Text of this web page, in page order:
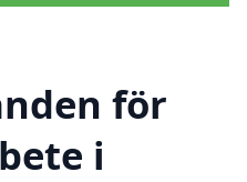
för
i